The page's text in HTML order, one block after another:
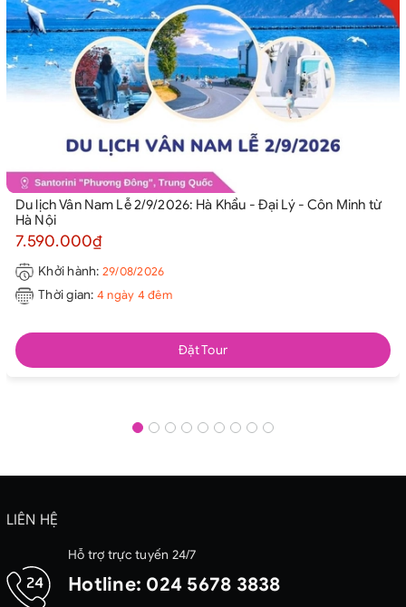
Du lịch Vân Nam Lễ 2/9/2026: Hà Khẩu - Đại Lý - Côn Minh từ
Hà Nội
7.590.000₫
Khởi hành: 29/08/2026
Thời gian: 4 ngày 4 đêm
Đặt Tour
LIÊN HỆ
Hỗ trợ trực tuyến 24/7
Hotline: 024 5678 3838